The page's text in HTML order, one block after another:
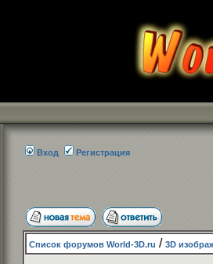
Вход Регистрация
Список форумов World-3D.ru / 3D